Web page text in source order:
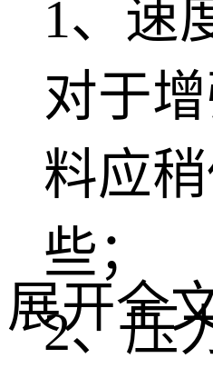
1、速
对于
料应
些；
2、压
展开全